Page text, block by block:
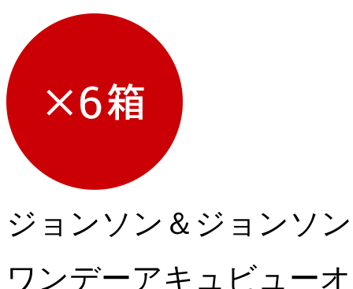
ジョンソン＆ジョンソン
ワンデーアキュビュー